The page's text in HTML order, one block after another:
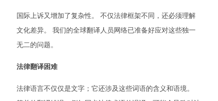
国际上诉又增加了复杂性。 不仅法律框架不同，还必须理解
文化差异。 我们的全球翻译人员网络已准备好应对这些独一
无二的问题。
法律翻译困难
法律语言不仅仅是文字；它还涉及这些词语的含义和语境。